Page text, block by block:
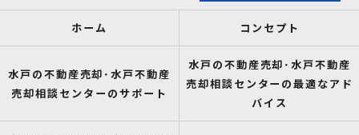
ホーム コンセプト
水戸の不動産売却･水戸不動産
売却相談センターのサポート
水戸の不動産売却･水戸不動産
売却相談センターの最適なアド
バイス